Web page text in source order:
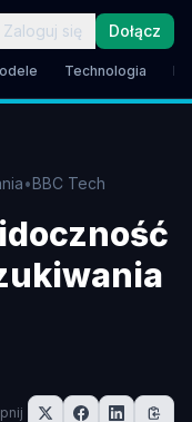
Zaloguj się Dołącz
Technologia
•BBC Tech